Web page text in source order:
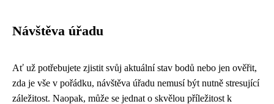
Návštěva úřadu
Ať už potřebujete zjistit svůj aktuální stav bodů nebo jen ověřit,
zda je vše v pořádku, návštěva úřadu nemusí být nutně stresující
záležitost. Naopak, může se jednat o skvělou příležitost k